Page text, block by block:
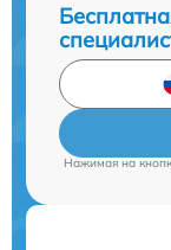
Нажимая на